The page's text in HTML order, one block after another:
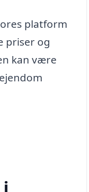
platform
priser og
kan være